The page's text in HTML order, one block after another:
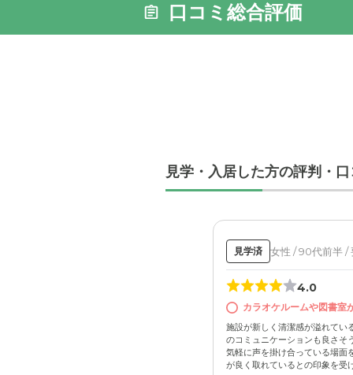
口コミ総合評価
見学・入居した方の評判・
見学済 女性 / 90代前半 /
4.0
カラオケルームや図書室
施設が新しく清潔感が溢れてい
のコミュニケーションも良さそ
気軽に声を掛け合っている場面
が良く取れているとの印象を受